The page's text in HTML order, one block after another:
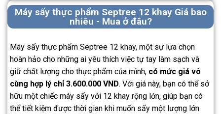
Máy sấy thực phẩm Septree 12 khay Giá bao
nhiêu - Mua ở đâu?
Máy sấy thực phẩm Septree 12 khay, một sự lựa chọn
hoàn hảo cho những ai yêu thích việc tự tay làm sạch và
giữ chất lượng cho thực phẩm của mình, có mức giá vô
cùng hợp lý chỉ 3.600.000 VND. Với giá này, bạn có thể sở
hữu một chiếc máy sấy với 12 khay rộng lớn, giúp bạn có
thể tiết kiệm được thời gian khi muốn sấy một lượng lớn